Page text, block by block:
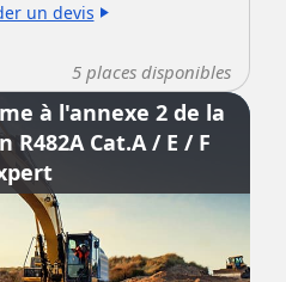
un devis play_arrow
5 places disponibles
à l'annexe 2 de la
Cat.A / E / F